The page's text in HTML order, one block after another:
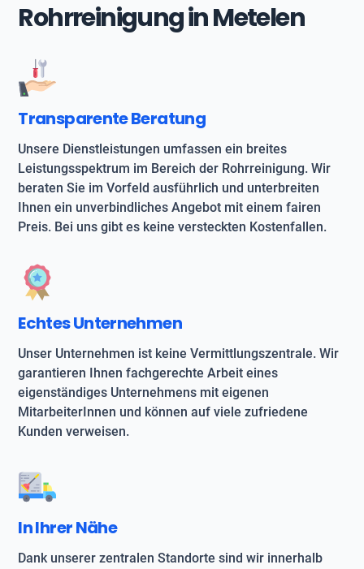
Rohrreinigung in Metelen
Transparente Beratung
Unsere Dienstleistungen umfassen ein breites
Leistungsspektrum im Bereich der Rohrreinigung. Wir
beraten Sie im Vorfeld ausführlich und unterbreiten
Ihnen ein unverbindliches Angebot mit einem fairen
Preis. Bei uns gibt es keine versteckten Kostenfallen.
Echtes Unternehmen
Unser Unternehmen ist keine Vermittlungszentrale. Wir
garantieren Ihnen fachgerechte Arbeit eines
eigenständiges Unternehmens mit eigenen
MitarbeiterInnen und können auf viele zufriedene
Kunden verweisen.
In Ihrer Nähe
Dank unserer zentralen Standorte sind wir innerhalb